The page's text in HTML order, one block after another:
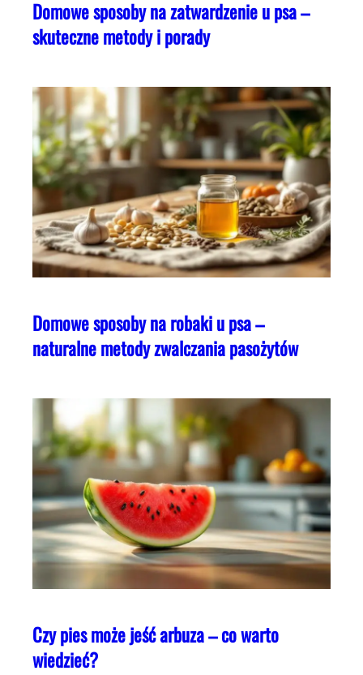
Domowe sposoby na zatwardzenie u psa –
skuteczne metody i porady
Domowe sposoby na robaki u psa –
naturalne metody zwalczania pasożytów
Czy pies może jeść arbuza – co warto
wiedzieć?